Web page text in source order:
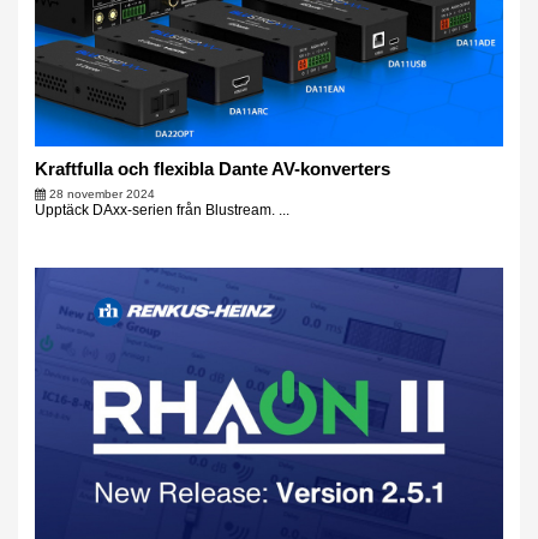
Kraftfulla och flexibla Dante AV-konverters
28 november 2024
Upptäck DAxx-serien från Blustream. ...